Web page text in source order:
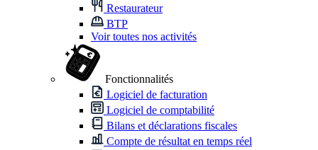
Restaurateur
BTP
Voir toutes nos activités
Fonctionnalités
Logiciel de facturation
Logiciel de comptabilité
Bilans et déclarations fiscales
Compte de résultat en temps réel